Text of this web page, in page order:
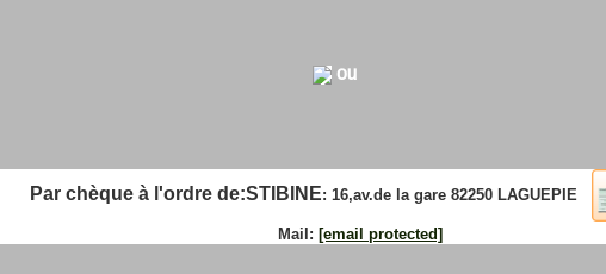
ou
Par chèque à l'ordre de:STIBINE: 16,av.de la gare 82250 LAGUEPIE
Mail: [email protected]